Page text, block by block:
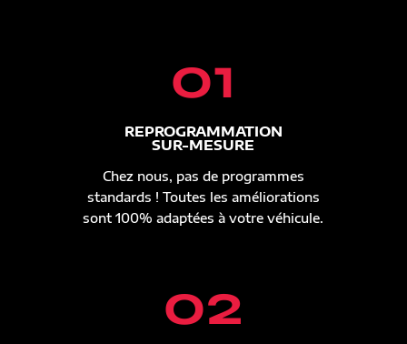
01
REPROGRAMMATION
SUR-MESURE
Chez nous, pas de programmes
standards ! Toutes les améliorations
sont 100% adaptées à votre véhicule.
02